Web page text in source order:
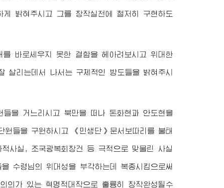
밝혀주시고 그를 창작실천에 철저히 구현하도
를 바로세우지 못한 결함을 헤아려보시고위대한
살리는데서 나서는 구체적인 방도들을 밝혀주시
들을 거느리시고 북만을 떠나 돈화현과 안도현을
들을 구원하시고 《민생단》문서보따리를 불태
사실, 조국광복회창건 등 극적으로 맞물린 사실
을 수령님의 위대성을 부각하는데 복종시킴으로써
의가 있는 혁명적대작으로 훌륭히 창작완성될수